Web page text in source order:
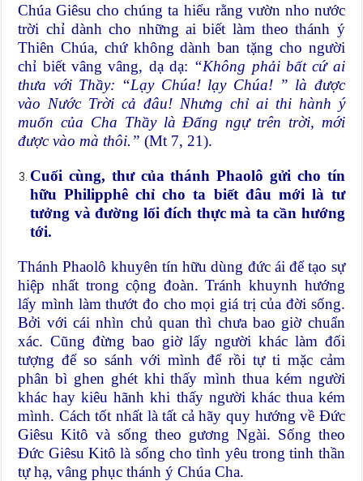
Chúa Giêsu cho chúng ta hiểu rằng vườn nho nước
trời chỉ dành cho những ai biết làm theo thánh ý
Thiên Chúa, chứ không dành ban tặng cho người
chỉ biết vâng vâng, dạ dạ: “Không phải bất cứ ai
thưa với Thầy: “Lạy Chúa! lạy Chúa! ” là được
vào Nước Trời cả đâu! Nhưng chỉ ai thi hành ý
muốn của Cha Thầy là Đấng ngự trên trời, mới
được vào mà thôi.”(Mt 7, 21).
Cuối cùng, thư của thánh Phaolô gửi cho tín
hữu Philipphê chỉ cho ta biết đâu mới là tư
tưởng và đường lối đích thực mà ta cần hướng
tới.
Thánh Phaolô khuyên tín hữu dùng đức ái để tạo sự
hiệp nhất trong cộng đoàn. Tránh khuynh hướng
lấy mình làm thướt đo cho mọi giá trị của đời sống.
Bởi với cái nhìn chủ quan thì chưa bao giờ chuẩn
xác. Cũng đừng bao giờ lấy người khác làm đối
tượng để so sánh với mình để rồi tự ti mặc cảm
phân bì ghen ghét khi thấy mình thua kém người
khác hay kiêu hãnh khi thấy người khác thua kém
mình. Cách tốt nhất là tất cả hãy quy hướng về Đức
Giêsu Kitô và sống theo gương Ngài. Sống theo
Đức Giêsu Kitô là sống cho tình yêu trong tinh thần
tự hạ, vâng phục thánh ý Chúa Cha.